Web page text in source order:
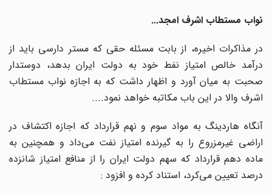
نواب مستطاب اشرف امجد...
در مذاکرات اخیره، از بابت مسئله حقی که مستر دارسی باید از
درآمد خالص امتیاز نفط خود به دولت ایران بدهد، دوستدار
صحبت به میان آورد و اظهار داشت که به اجازه نواب مستطاب
اشرف والا در این باب مکاتبه خواهد نمود....
آنگاه هاردینگ به مواد سوم و نهم قرارداد که اجازه اکتشاف در
اراضی غیرمزروع را به گیرنده امتیاز نفت میداد و همچنین به
ماده دهم قرارداد که سهم دولت ایران را از منافع امتیاز شانزده
درصد تعیین میکرد، استناد کرده و افزود :